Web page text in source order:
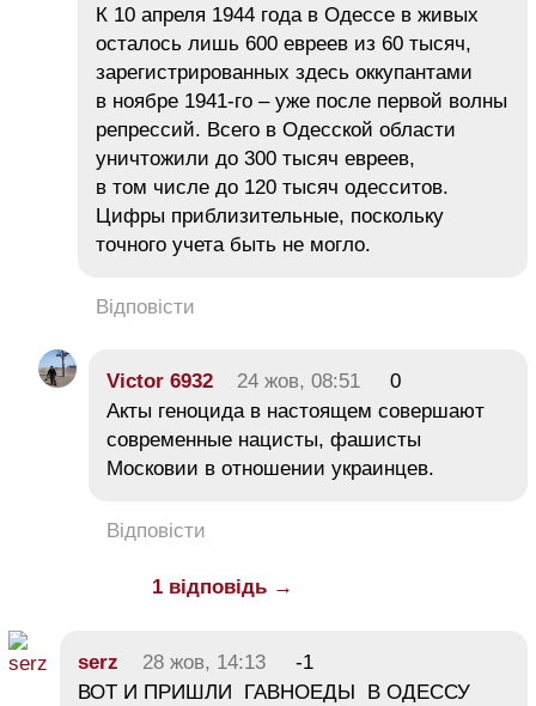
К 10 апреля 1944 года в Одессе в живых
осталось лишь 600 евреев из 60 тысяч,
зарегистрированных здесь оккупантами
в ноябре 1941-го – уже после первой волны
репрессий. Всего в Одесской области
уничтожили до 300 тысяч евреев,
в том числе до 120 тысяч одесситов.
Цифры приблизительные, поскольку
точного учета быть не могло.
Відповісти
Victor 6932 24 жов, 08:51
0
Акты геноцида в настоящем совершают
современные нацисты, фашисты
Московии в отношении украинцев.
Відповісти
1 відповідь →
serz 28 жов, 14:13
-1
ВОТ И ПРИШЛИ ГАВНОЕДЫ В ОДЕССУ